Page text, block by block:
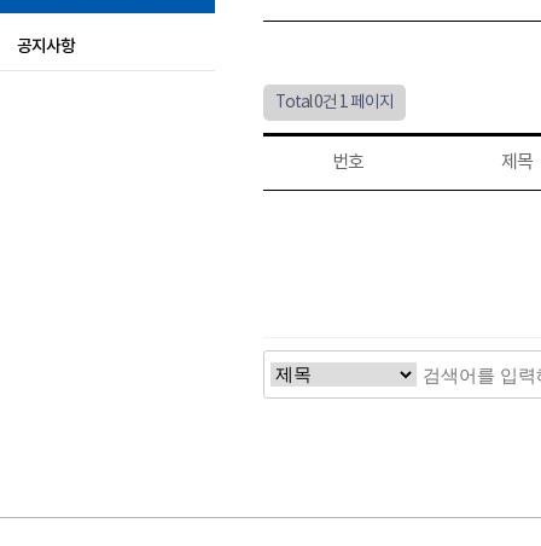
공지사항
Total 0건 1 페이지
번호 제목